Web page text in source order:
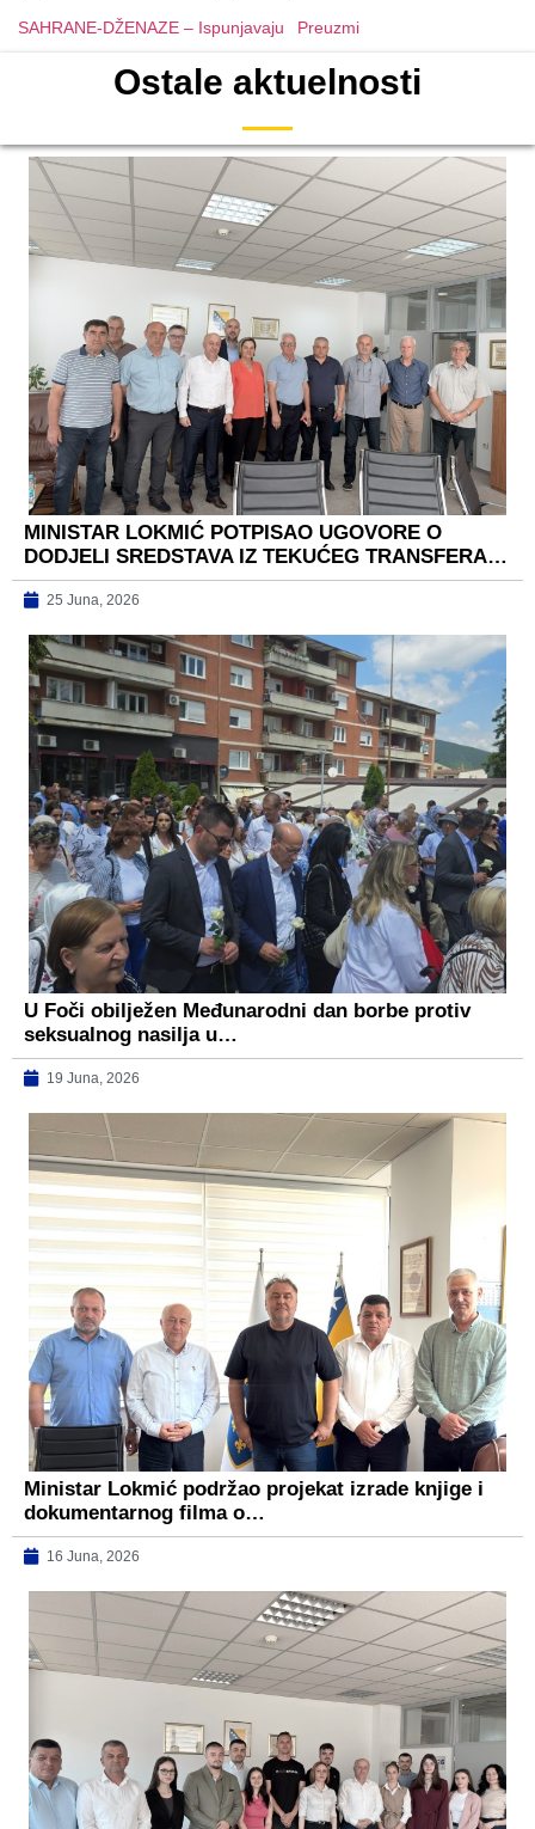
SAHRANE-DŽENAZE – Ispunjavaju Preuzmi
Ostale aktuelnosti
MINISTAR LOKMIĆ POTPISAO UGOVORE O
DODJELI SREDSTAVA IZ TEKUĆEG TRANSFERA…
25 Juna, 2026
U Foči obilježen Međunarodni dan borbe protiv
seksualnog nasilja u…
19 Juna, 2026
Ministar Lokmić podržao projekat izrade knjige i
dokumentarnog filma o…
16 Juna, 2026